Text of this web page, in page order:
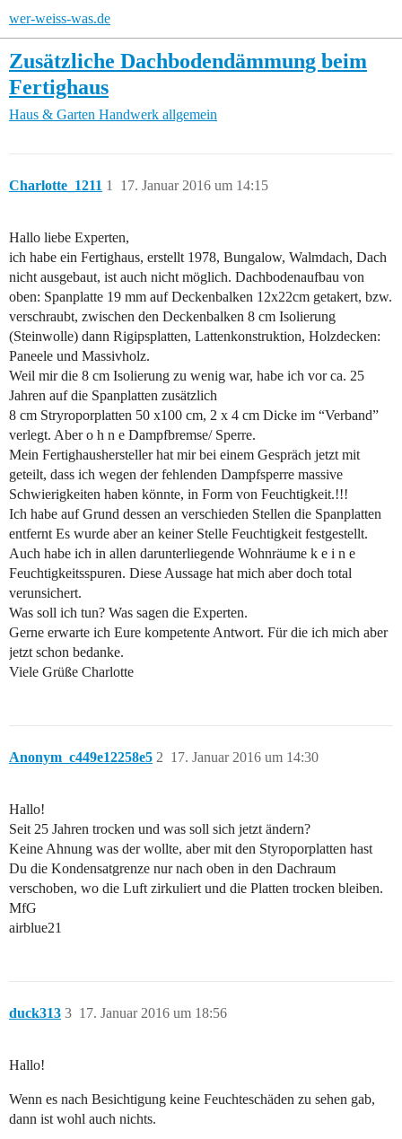
wer-weiss-was.de
Zusätzliche Dachbodendämmung beim
Fertighaus
Haus & Garten Handwerk allgemein
Charlotte_1211 17. Januar 2016 um 14:15
1
Hallo liebe Experten,
ich habe ein Fertighaus, erstellt 1978, Bungalow, Walmdach, Dach
nicht ausgebaut, ist auch nicht möglich. Dachbodenaufbau von
oben: Spanplatte 19 mm auf Deckenbalken 12x22cm getakert, bzw.
verschraubt, zwischen den Deckenbalken 8 cm Isolierung
(Steinwolle) dann Rigipsplatten, Lattenkonstruktion, Holzdecken:
Paneele und Massivholz.
Weil mir die 8 cm Isolierung zu wenig war, habe ich vor ca. 25
Jahren auf die Spanplatten zusätzlich
8 cm Stryroporplatten 50 x100 cm, 2 x 4 cm Dicke im “Verband”
verlegt. Aber o h n e Dampfbremse/ Sperre.
Mein Fertighaushersteller hat mir bei einem Gespräch jetzt mit
geteilt, dass ich wegen der fehlenden Dampfsperre massive
Schwierigkeiten haben könnte, in Form von Feuchtigkeit.!!!
Ich habe auf Grund dessen an verschieden Stellen die Spanplatten
entfernt Es wurde aber an keiner Stelle Feuchtigkeit festgestellt.
Auch habe ich in allen darunterliegende Wohnräume k e i n e
Feuchtigkeitsspuren. Diese Aussage hat mich aber doch total
verunsichert.
Was soll ich tun? Was sagen die Experten.
Gerne erwarte ich Eure kompetente Antwort. Für die ich mich aber
jetzt schon bedanke.
Viele Grüße Charlotte
Anonym_c449e12258e5 17. Januar 2016 um 14:30
2
Hallo!
Seit 25 Jahren trocken und was soll sich jetzt ändern?
Keine Ahnung was der wollte, aber mit den Styroporplatten hast
Du die Kondensatgrenze nur nach oben in den Dachraum
verschoben, wo die Luft zirkuliert und die Platten trocken bleiben.
MfG
airblue21
duck313 17. Januar 2016 um 18:56
3
Hallo!
Wenn es nach Besichtigung keine Feuchteschäden zu sehen gab,
dann ist wohl auch nichts.